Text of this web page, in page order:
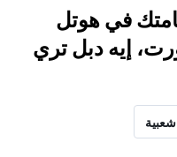
في هوتل
إيه دبل تري
شعبية